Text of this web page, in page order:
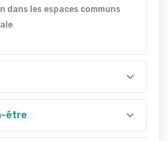
dans les espaces communs
être